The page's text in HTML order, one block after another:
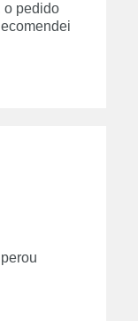
o pedido